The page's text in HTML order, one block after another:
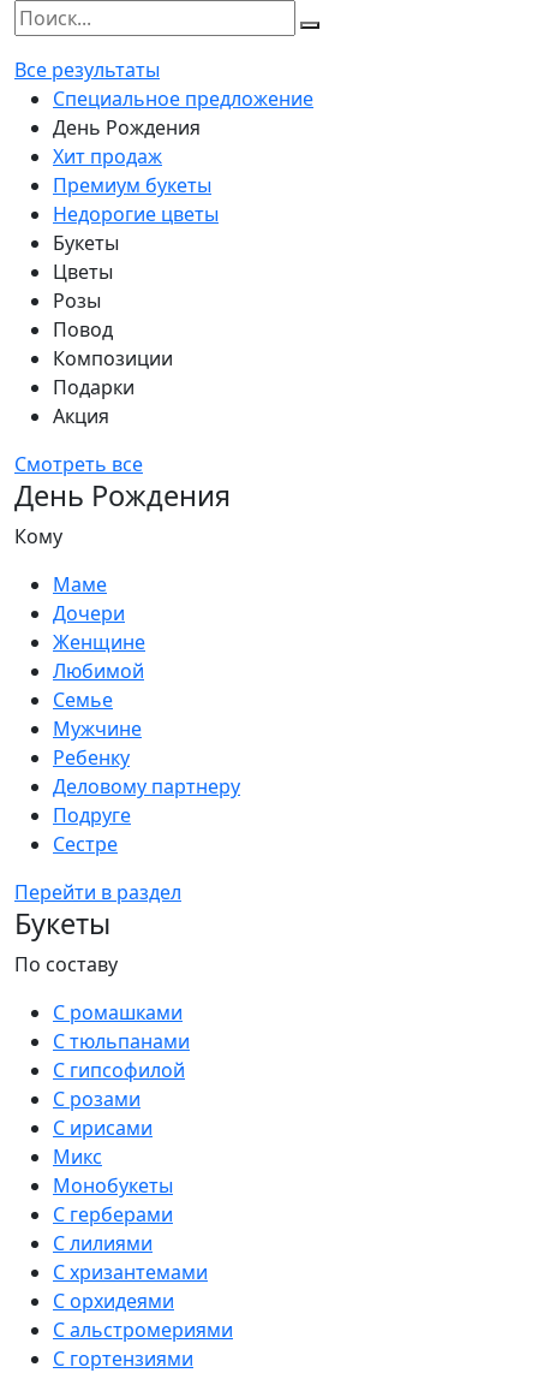
Все результаты
Специальное предложение
День Рождения
Хит продаж
Премиум букеты
Недорогие цветы
Букеты
Цветы
Розы
Повод
Композиции
Подарки
Акция
Смотреть все
День Рождения
Кому
Маме
Дочери
Женщине
Любимой
Семье
Мужчине
Ребенку
Деловому партнеру
Подруге
Сестре
Перейти в раздел
Букеты
По составу
С ромашками
С тюльпанами
С гипсофилой
С розами
С ирисами
Микс
Монобукеты
С герберами
С лилиями
С хризантемами
С орхидеями
С альстромериями
С гортензиями